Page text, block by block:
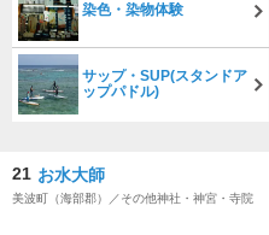
染色・染物体験
サップ・SUP(スタンドア
ップパドル)
21 お水大師
美波町（海部郡）／その他神社・神宮・寺院